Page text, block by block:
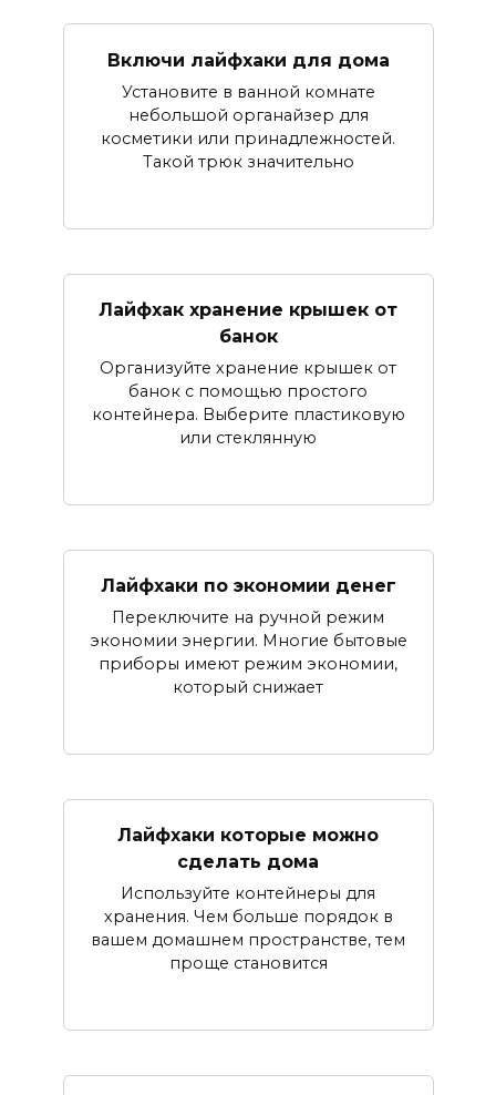
Включи лайфхаки для дома
Установите в ванной комнате
небольшой органайзер для
косметики или принадлежностей.
Такой трюк значительно
Лайфхак хранение крышек от
банок
Организуйте хранение крышек от
банок с помощью простого
контейнера. Выберите пластиковую
или стеклянную
Лайфхаки по экономии денег
Переключите на ручной режим
экономии энергии. Многие бытовые
приборы имеют режим экономии,
который снижает
Лайфхаки которые можно
сделать дома
Используйте контейнеры для
хранения. Чем больше порядок в
вашем домашнем пространстве, тем
проще становится